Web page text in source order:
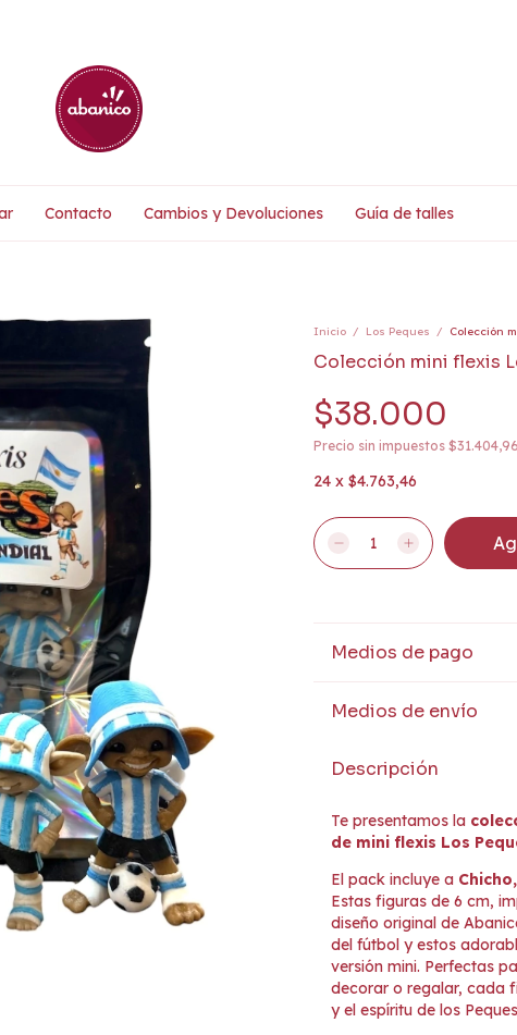
Contacto Cambios y Devoluciones Guía de talles
Inicio / Los Peques / Colección
Colección mini flexis
$38.000
Precio sin impuestos $31.404,96
24 x $4.763,46
Medios de pago
Medios de envío
Descripción
Te presentamos la
de mini flexis Los
El pack incluye a
Estas figuras de 6 cm,
diseño original de
del fútbol y estos
versión mini. Perfectas
decorar o regalar, cada
y el espíritu de los